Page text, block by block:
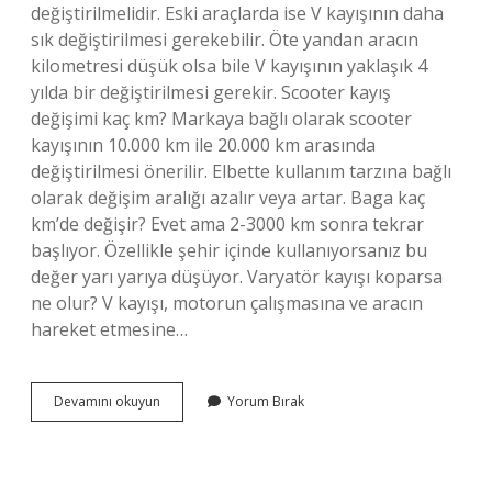
değiştirilmelidir. Eski araçlarda ise V kayışının daha
sık değiştirilmesi gerekebilir. Öte yandan aracın
kilometresi düşük olsa bile V kayışının yaklaşık 4
yılda bir değiştirilmesi gerekir. Scooter kayış
değişimi kaç km? Markaya bağlı olarak scooter
kayışının 10.000 km ile 20.000 km arasında
değiştirilmesi önerilir. Elbette kullanım tarzına bağlı
olarak değişim aralığı azalır veya artar. Baga kaç
km’de değişir? Evet ama 2-3000 km sonra tekrar
başlıyor. Özellikle şehir içinde kullanıyorsanız bu
değer yarı yarıya düşüyor. Varyatör kayışı koparsa
ne olur? V kayışı, motorun çalışmasına ve aracın
hareket etmesine…
Devamını okuyun Varyatör
Kaç
Yorum Bırak